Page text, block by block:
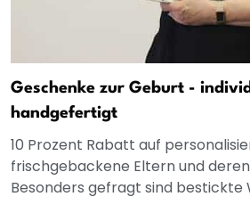
Geschenke zur Geburt -
handgefertigt
10 Prozent Rabatt auf
frischgebackene Eltern und
Besonders gefragt sind bestickte